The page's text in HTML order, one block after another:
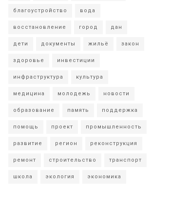
благоустройство вода
восстановление город дан
дети документы жильё закон
здоровье инвестиции
инфраструктура культура
медицина молодежь новости
образование память поддержка
помощь проект промышленность
развитие регион реконструкция
ремонт строительство транспорт
школа экология экономика